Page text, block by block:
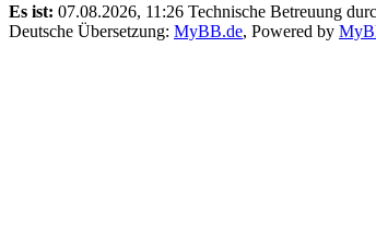
Es ist: 07.08.2026, 11:26 Technische Betreuung
Deutsche Übersetzung: MyBB.de, Powered by